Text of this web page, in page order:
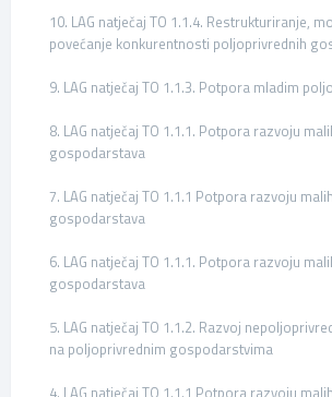
10. LAG natječaj TO 1.1.4. Restrukturiranje,
povećanje konkurentnosti poljoprivrednih
9. LAG natječaj TO 1.1.3. Potpora mladim
8. LAG natječaj TO 1.1.1. Potpora razvoju
gospodarstava
7. LAG natječaj TO 1.1.1 Potpora razvoju
gospodarstava
6. LAG natječaj TO 1.1.1. Potpora razvoju
gospodarstava
5. LAG natječaj TO 1.1.2. Razvoj
na poljoprivrednim gospodarstvima
4. LAG natječaj TO 1.1.1 Potpora razvoju